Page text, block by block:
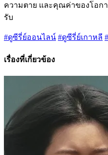
ความตาย และคุณค่าของโอก
รับ
#ดูซีรี่ย์ออนไลน์ #ดูซีรี่ย์เกาหลี
เรื่องที่เกี่ยวข้อง